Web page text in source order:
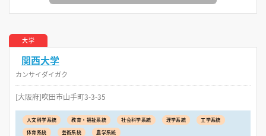
大学
関西大学
カンサイダイガク
[大阪府]吹田市山手町3-3-35
人文科学系統 教育・福祉系統 社会科学系統 理学系統
工学系統
体育系統
芸術系統 農学系統